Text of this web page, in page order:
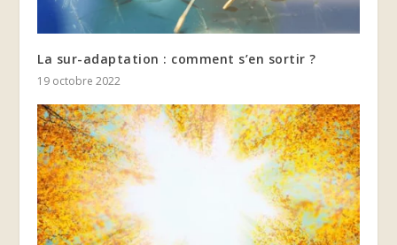
La sur-adaptation : comment s’en sortir ?
19 octobre 2022